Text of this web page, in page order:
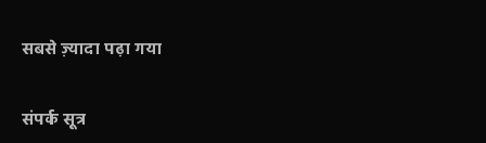
सबसे ज़्यादा पढ़ा गया
संपर्क सूत्र